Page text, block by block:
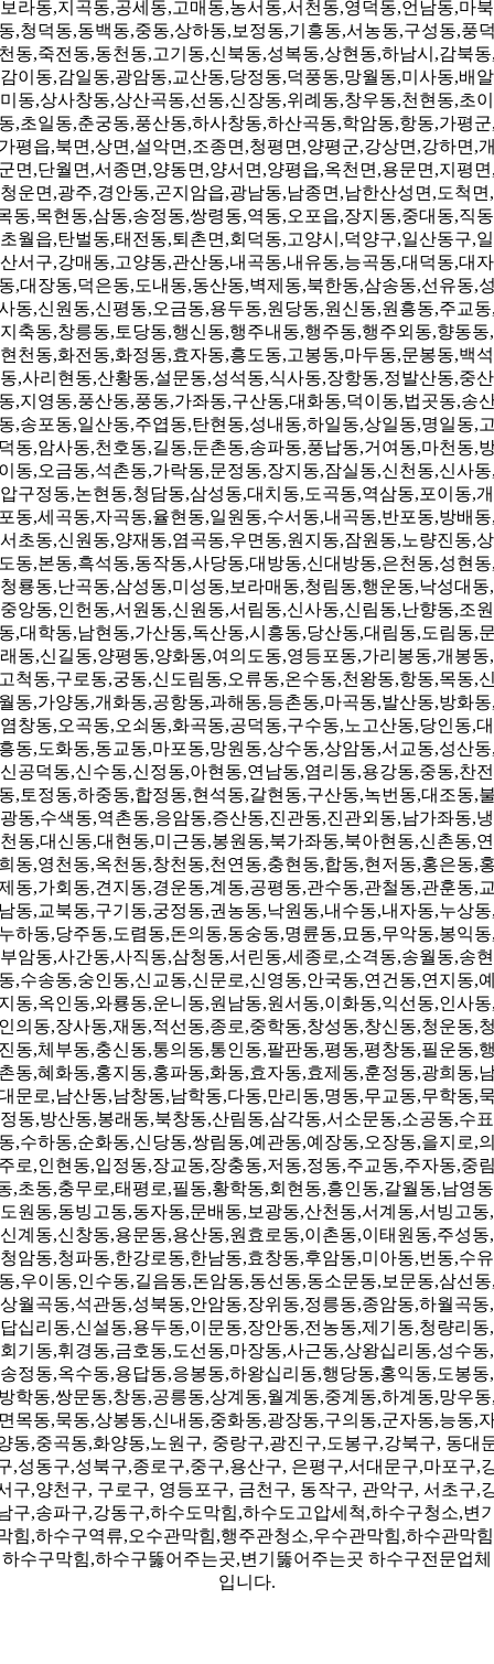
보라동,지곡동,공세동,고매동,농서동,서천동,영덕동,언남동,마북
,청덕동,동백동,중동,상하동,보정동,기흥동,서농동,구성동,풍
동,죽전동,동천동,고기동,신북동,성복동,상현동,하남시,감북
감이동,감일동,광암동,교산동,당정동,덕풍동,망월동,미사동,배알
미동,상사창동,상산곡동,선동,신장동,위례동,창우동,천현동,초이
,초일동,춘궁동,풍산동,하사창동,하산곡동,학암동,항동,가평
평읍,북면,상면,설악면,조종면,청평면,양평군,강상면,강하면,
면,단월면,서종면,양동면,양서면,양평읍,옥천면,용문면,지평
청운면,광주,경안동,곤지암읍,광남동,남종면,남한산성면,도척면,
동,목현동,삼동,송정동,쌍령동,역동,오포읍,장지동,중대동,직
초월읍,탄벌동,태전동,퇴촌면,회덕동,고양시,덕양구,일산동구,일
산서구,강매동,고양동,관산동,내곡동,내유동,능곡동,대덕동,대자
,대장동,덕은동,도내동,동산동,벽제동,북한동,삼송동,선유동,
동,신원동,신평동,오금동,용두동,원당동,원신동,원흥동,주교
지축동,창릉동,토당동,행신동,행주내동,행주동,행주외동,향동동,
현천동,화전동,화정동,효자동,흥도동,고봉동,마두동,문봉동,백석
동,사리현동,산황동,설문동,성석동,식사동,장항동,정발산동,중산
,지영동,풍산동,풍동,가좌동,구산동,대화동,덕이동,법곳동,송
,송포동,일산동,주엽동,탄현동,성내동,하일동,상일동,명일동,
동,암사동,천호동,길동,둔촌동,송파동,풍납동,거여동,마천동,
동,오금동,석촌동,가락동,문정동,장지동,잠실동,신천동,신사
압구정동,논현동,청담동,삼성동,대치동,도곡동,역삼동,포이동,개
동,세곡동,자곡동,율현동,일원동,수서동,내곡동,반포동,방배
서초동,신원동,양재동,염곡동,우면동,원지동,잠원동,노량진동,상
동,본동,흑석동,동작동,사당동,대방동,신대방동,은천동,성현
청룡동,난곡동,삼성동,미성동,보라매동,청림동,행운동,낙성대동,
중앙동,인헌동,서원동,신원동,서림동,신사동,신림동,난향동,조원
,대학동,남현동,가산동,독산동,시흥동,당산동,대림동,도림동,
래동,신길동,양평동,양화동,여의도동,영등포동,가리봉동,개봉동,
척동,구로동,궁동,신도림동,오류동,온수동,천왕동,항동,목동,
동,가양동,개화동,공항동,과해동,등촌동,마곡동,발산동,방화
염창동,오곡동,오쇠동,화곡동,공덕동,구수동,노고산동,당인동,대
동,도화동,동교동,마포동,망원동,상수동,상암동,서교동,성산
신공덕동,신수동,신정동,아현동,연남동,염리동,용강동,중동,찬전
,토정동,하중동,합정동,현석동,갈현동,구산동,녹번동,대조동,
광동,수색동,역촌동,응암동,증산동,진관동,진관외동,남가좌동,냉
천동,대신동,대현동,미근동,봉원동,북가좌동,북아현동,신촌동,연
동,영천동,옥천동,창천동,천연동,충현동,합동,현저동,홍은동,
동,가회동,견지동,경운동,계동,공평동,관수동,관철동,관훈동,
동,교북동,구기동,궁정동,권농동,낙원동,내수동,내자동,누상
하동,당주동,도렴동,돈의동,동숭동,명륜동,묘동,무악동,봉익
부암동,사간동,사직동,삼청동,서린동,세종로,소격동,송월동,송현
,수송동,숭인동,신교동,신문로,신영동,안국동,연건동,연지동,
동,옥인동,와룡동,운니동,원남동,원서동,이화동,익선동,인사
의동,장사동,재동,적선동,종로,중학동,창성동,창신동,청운동,
동,체부동,충신동,통의동,통인동,팔판동,평동,평창동,필운동,
동,혜화동,홍지동,홍파동,화동,효자동,효제동,훈정동,광희동,
문로,남산동,남창동,남학동,다동,만리동,명동,무교동,무학동,
정동,방산동,봉래동,북창동,산림동,삼각동,서소문동,소공동,수표
,수하동,순화동,신당동,쌍림동,예관동,예장동,오장동,을지로,
로,인현동,입정동,장교동,장충동,저동,정동,주교동,주자동,중
,초동,충무로,태평로,필동,황학동,회현동,흥인동,갈월동,남영
도원동,동빙고동,동자동,문배동,보광동,산천동,서계동,서빙고동,
신계동,신창동,용문동,용산동,원효로동,이촌동,이태원동,주성동,
청암동,청파동,한강로동,한남동,효창동,후암동,미아동,번동,수유
,우이동,인수동,길음동,돈암동,동선동,동소문동,보문동,삼선
상월곡동,석관동,성북동,안암동,장위동,정릉동,종암동,하월곡동,
답십리동,신설동,용두동,이문동,장안동,전농동,제기동,청량리동,
회기동,휘경동,금호동,도선동,마장동,사근동,상왕십리동,성수동,
송정동,옥수동,용답동,응봉동,하왕십리동,행당동,홍익동,도봉동,
학동,쌍문동,창동,공릉동,상계동,월계동,중계동,하계동,망우
목동,묵동,상봉동,신내동,중화동,광장동,구의동,군자동,능동,
동,중곡동,화양동,노원구, 중랑구,광진구,도봉구,강북구, 동대
,성동구,성북구,종로구,중구,용산구, 은평구,서대문구,마포구,
구,양천구, 구로구, 영등포구, 금천구, 동작구, 관악구, 서초구,
구,송파구,강동구,하수도막힘,하수도고압세척,하수구청소,변
힘,하수구역류,오수관막힘,행주관청소,우수관막힘,하수관막
하수구막힘,하수구뚫어주는곳,변기뚫어주는곳 하수구전문업체
입니다.